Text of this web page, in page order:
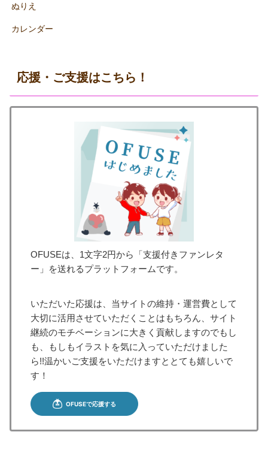
ぬりえ
カレンダー
応援・ご支援はこちら！
OFUSEは、1文字2円から「支援付きファンレタ
ー」を送れるプラットフォームです。
いただいた応援は、当サイトの維持・運営費として
大切に活用させていただくことはもちろん、サイト
継続のモチベーションに大きく貢献しますのでもし
も、もしもイラストを気に入っていただけました
ら!!温かいご支援をいただけますととても嬉しいで
す！